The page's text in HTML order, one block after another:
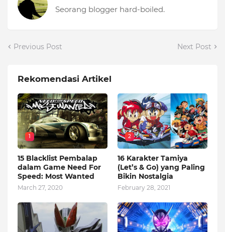
Seorang blogger hard-boiled.
Previous Post Next Post
Rekomendasi Artikel
1
15 Blacklist Pembalap
dalam Game Need For
Speed: Most Wanted
March 27, 2020
2
16 Karakter Tamiya
(Let’s & Go) yang Paling
Bikin Nostalgia
February 28, 2021